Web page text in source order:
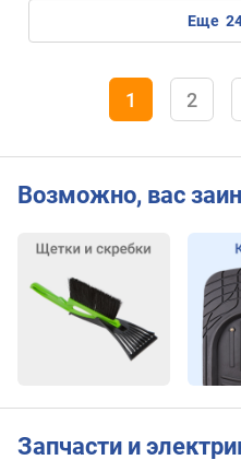
еще
1 2
Возможно, вас
Запчасти и